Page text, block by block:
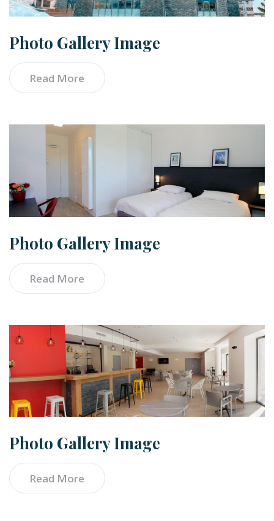
Photo Gallery Image
Read More
Photo Gallery Image
Read More
Photo Gallery Image
Read More